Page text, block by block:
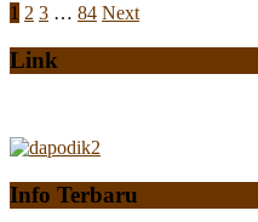
1 2 3 … 84 Next
Link
Info Terbaru